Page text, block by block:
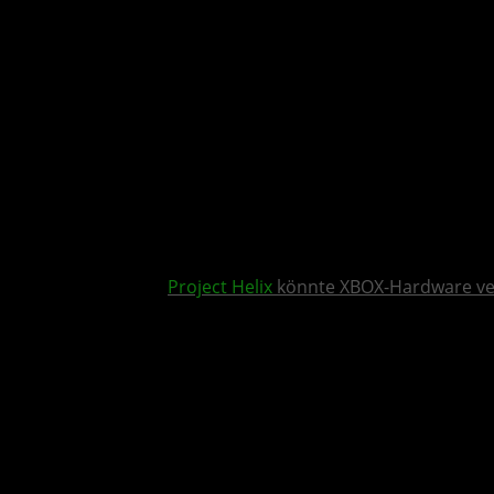
Project Helix könnte XBOX-Hardware